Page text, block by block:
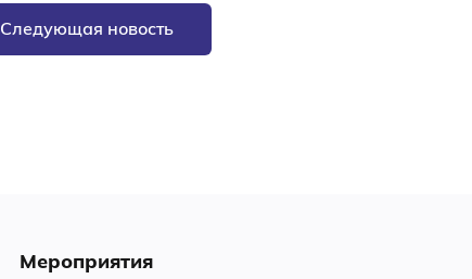
Следующая новость
Мероприятия